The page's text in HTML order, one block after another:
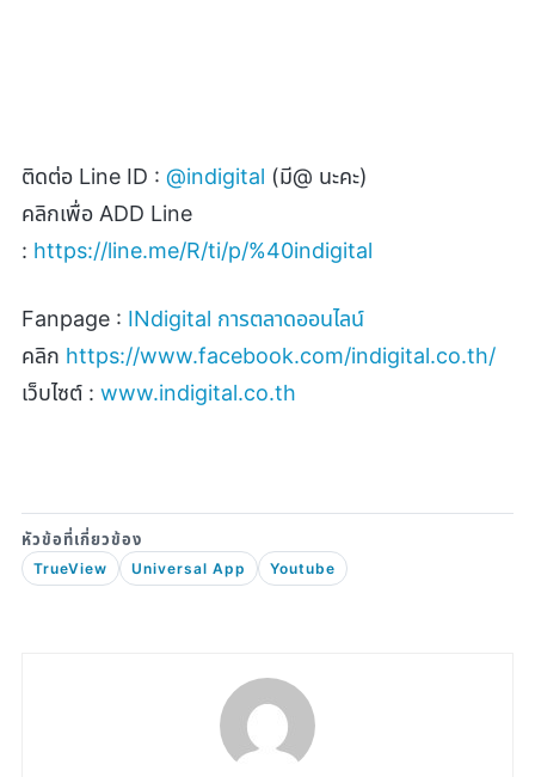
ติดต่อ Line ID : @indigital (มี@ นะคะ)
คลิกเพื่อ ADD Line
: https://line.me/R/ti/p/%40indigital
Fanpage : INdigital การตลาดออนไลน์
คลิก https://www.facebook.com/indigital.co.th/
เว็บไซต์ : www.indigital.co.th
TrueView Universal App Youtube